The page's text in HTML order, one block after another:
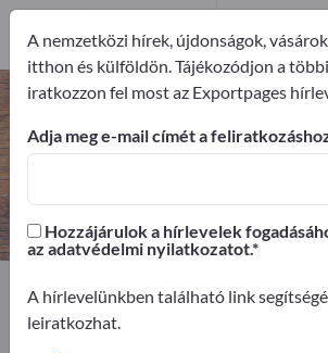
Télikertek – gyártók és
keresése
Exportpages Háztartás és lakás
Télikertek
A nemzetközi hírek, újdonságok,
itthon és külföldön. Tájékozódjon a
iratkozzon fel most az Exportpages
Adja meg e-mail címét a
Hozzájárulok a hírlevelek
az adatvédelmi nyilatkozatot.
A hírlevelünkben található link
leiratkozhat.